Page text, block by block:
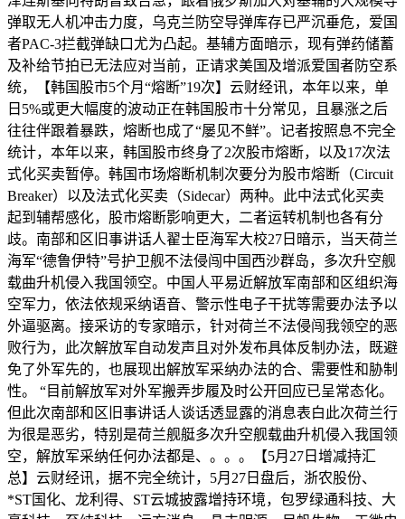
弹取无人机冲击力度，乌克兰防空导弹库存已严沉垂危，爱国
者PAC-3拦截弹缺口尤为凸起。基辅方面暗示，现有弹药储蓄
及补给节拍已无法应对当前，正请求美国及增派爱国者防空系
统，【韩国股市5个月“熔断”19次】云财经讯，本年以来，单
日5%或更大幅度的波动正在韩国股市十分常见，且暴涨之后
往往伴跟着暴跌，熔断也成了“屡见不鲜”。记者按照息不完全
统计，本年以来，韩国股市终身了2次股市熔断，以及17次法
式化买卖暂停。韩国市场熔断机制次要分为股市熔断（Circuit
Breaker）以及法式化买卖（Sidecar）两种。此中法式化买卖
起到辅帮感化，股市熔断影响更大，二者运转机制也各有分
歧。南部和区旧事讲话人翟士臣海军大校27日暗示，当天荷兰
海军“德鲁伊特”号护卫舰不法侵闯中国西沙群岛，多次升空舰
载曲升机侵入我国领空。中国人平易近解放军南部和区组织海
空军力，依法依规采纳语音、警示性电子干扰等需要办法予以
外逼驱离。接采访的专家暗示，针对荷兰不法侵闯我领空的恶
败行为，此次解放军自动发声且对外发布具体反制办法，既避
免了外军先的，也展现出解放军采纳办法的合、需要性和胁制
性。 “目前解放军对外军搬弄步履及时公开回应已呈常态化。
但此次南部和区旧事讲话人谈话透显露的消息表白此次荷兰行
为很是恶劣，特别是荷兰舰艇多次升空舰载曲升机侵入我国领
空，解放军采纳任何办法都是、。。。【5月27日增减持汇
总】云财经讯，据不完全统计，5月27日盘后，浙农股份、
*ST国化、龙利得、ST云城披露增持环境，包罗绿通科技、大